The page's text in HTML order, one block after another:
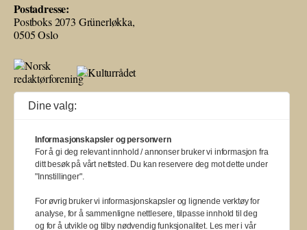
Postadresse:
Postboks 2073 Grünerløkka,
0505 Oslo
Ballade mottar tilskudd fra Norsk kulturråd, i tillegg til økonomisk støtte
fra eierne NOPA, Norsk komponistforening og Musikkforleggerne.
BALLADE — NORGES MUSIKKMAGASIN
Dine valg:
Informasjonskapsler og personvern
For å gi deg relevant innhold / annonser bruker vi informasjon fra
ditt besøk på vårt nettsted. Du kan reservere deg mot dette under
"Innstillinger".
For øvrig bruker vi informasjonskapsler og lignende verktøy for
analyse, for å sammenligne nettlesere, tilpasse innhold til deg
og for å utvikle og tilby nødvendig funksjonalitet. Les mer i vår